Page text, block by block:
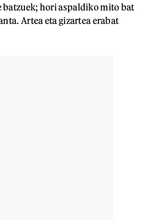
hori aspaldiko mito bat
Artea eta gizartea erabat